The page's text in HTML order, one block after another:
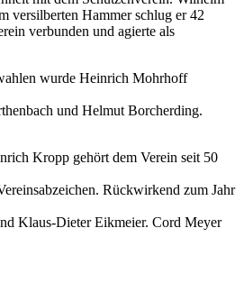
versilberten Hammer schlug er 42
verbunden und agierte als
wurde Heinrich Mohrhoff
und Helmut Borcherding.
Kropp gehört dem Verein seit 50
Rückwirkend zum Jahr
Klaus-Dieter Eikmeier. Cord Meyer